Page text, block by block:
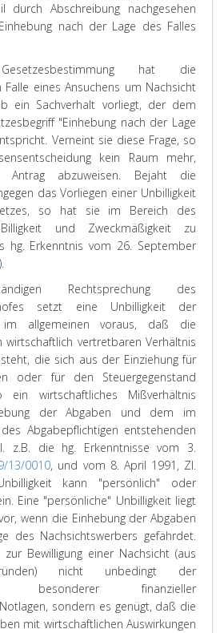
Abschreibung nachgesehen
nach der Lage des Falles
hat die
eines Ansuchens um Nachsicht
ein Sachverhalt vorliegt, der dem
"Einhebung nach der Lage
Verneint sie diese Frage, so
kein Raum mehr,
abzuweisen. Bejaht die
das Vorliegen einer Unbilligkeit
so hat sie im Bereich des
und Zweckmäßigkeit zu
hg. Erkenntnis vom 26. September
).
Rechtsprechung des
setzt eine Unbilligkeit der
im allgemeinen voraus, daß die
wirtschaftlich vertretbaren Verhältnis
die sich aus der Einziehung für
oder für den Steuergegenstand
wirtschaftliches Mißverhältnis
der Abgaben und dem im
Abgabepflichtigen entstehenden
z.B. die hg. Erkenntnisse vom 3.
13/0010, und vom 8. April 1991, Zl.
kann "persönlich" oder
Eine "persönliche" Unbilligkeit liegt
wenn die Einhebung der Abgaben
des Nachsichtswerbers gefährdet.
Bewilligung einer Nachsicht (aus
nicht unbedingt der
besonderer finanzieller
sondern es genügt, daß die
mit wirtschaftlichen Auswirkungen